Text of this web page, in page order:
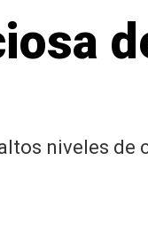
niveles de